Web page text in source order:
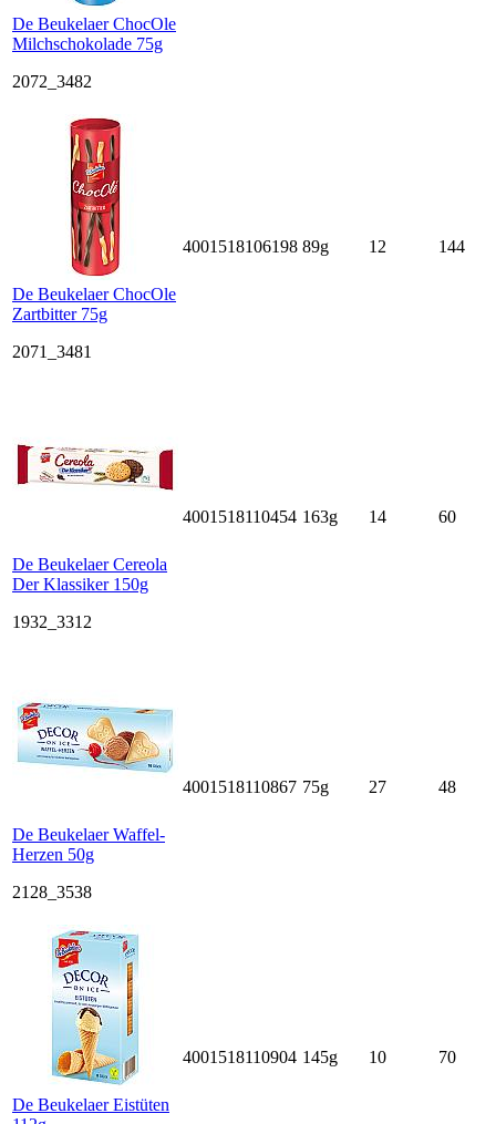
De Beukelaer ChocOle
Milchschokolade 75g
2072_3482
De Beukelaer ChocOle
Zartbitter 75g
2071_3481
4001518106198 89g 12 144
De Beukelaer Cereola
Der Klassiker 150g
1932_3312
4001518110454 163g 14 60
De Beukelaer Waffel-
Herzen 50g
2128_3538
4001518110867 75g 27 48
De Beukelaer Eistüten
4001518110904 145g 10 70